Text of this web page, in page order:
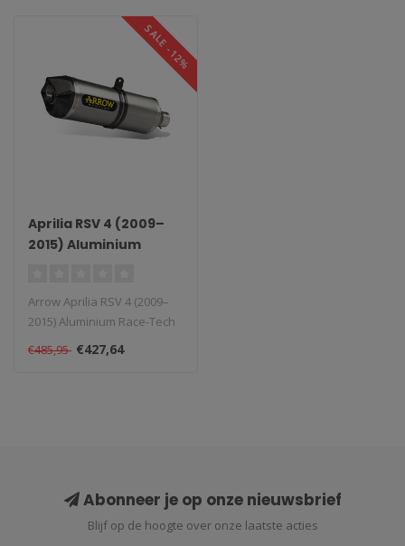
SALE -12%
Aprilia RSV 4 (2009–
2015) Aluminium
Arrow Aprilia RSV 4 (2009–
2015) Aluminium Race-Tech
Slip-On. Type: Race-Tech S..
€485,95 €427,64
Abonneer je op onze nieuwsbrief
Blijf op de hoogte over onze laatste acties